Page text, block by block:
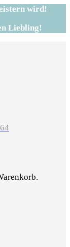
wird!
Liebling!